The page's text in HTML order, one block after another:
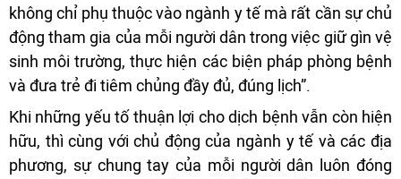
không chỉ phụ thuộc vào ngành y tế mà rất cần sự chủ
động tham gia của mỗi người dân trong việc giữ gìn vệ
sinh môi trường, thực hiện các biện pháp phòng bệnh
và đưa trẻ đi tiêm chủng đầy đủ, đúng lịch”.
Khi những yếu tố thuận lợi cho dịch bệnh vẫn còn hiện
hữu, thì cùng với chủ động của ngành y tế và các địa
phương, sự chung tay của mỗi người dân luôn đóng